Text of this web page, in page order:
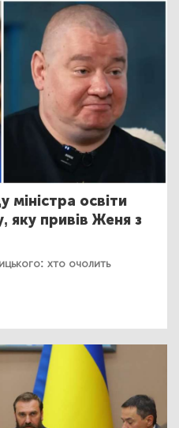
міністра освіти
яку привів Женя з
хто очолить